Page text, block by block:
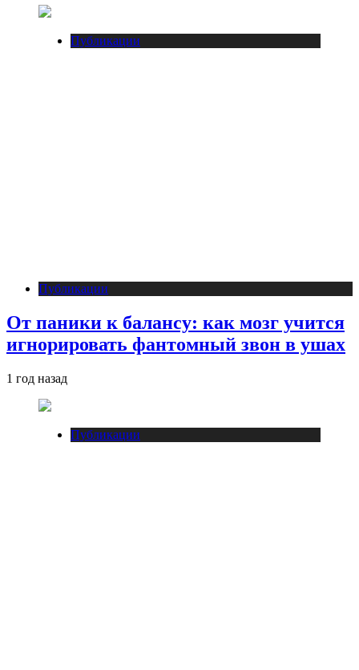
Публикации
Публикации
От паники к балансу: как мозг учится
игнорировать фантомный звон в ушах
1 год назад
Публикации